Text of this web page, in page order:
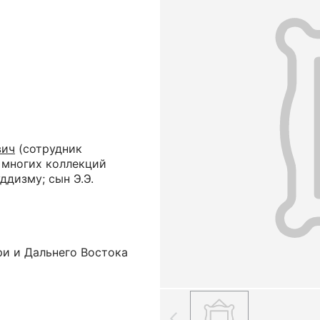
(сотрудник
коллекций
сын Э.Э.
и Дальнего Востока